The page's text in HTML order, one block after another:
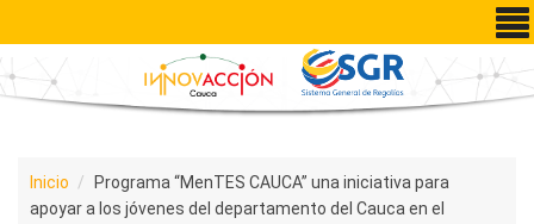
Pasar al contenido principal
Inicio
Programa “MenTES CAUCA” una iniciativa para
apoyar a los jóvenes del departamento del Cauca en el